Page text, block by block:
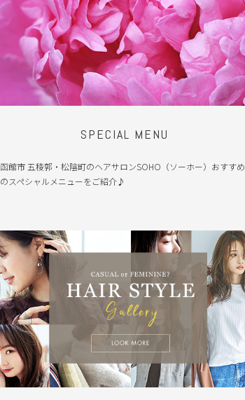
SPECIAL MENU
函館市 五稜郭・松陰町のヘアサロンSOHO（ソーホー）おすすめ
のスペシャルメニューをご紹介♪